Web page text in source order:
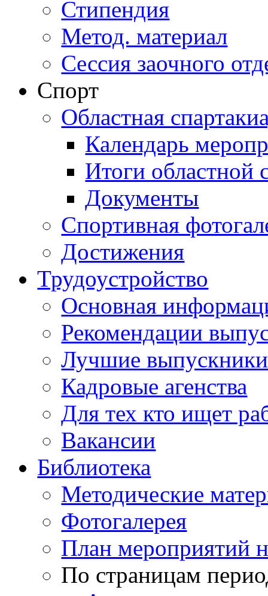
Стипендия
Метод. материал
Сессия заочного
Спорт
Областная
Календарь
Итоги областной
Документы
Спортивная
Достижения
Трудоустройство
Основная
Рекомендации
Лучшие выпускники
Кадровые агенства
Для тех кто ищет
Вакансии
Библиотека
Методические
Фотогалерея
План мероприятий
По страницам